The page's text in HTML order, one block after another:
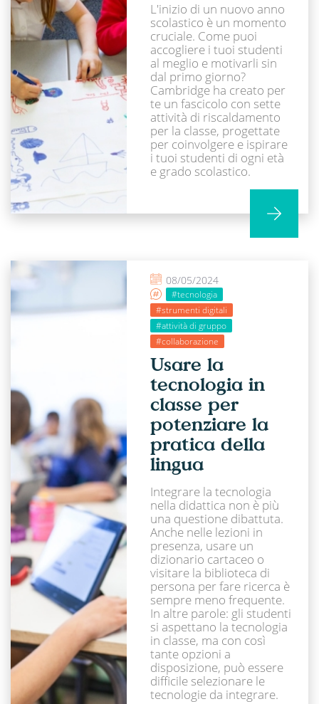
L'inizio di un nuovo anno
scolastico è un momento
cruciale. Come puoi
accogliere i tuoi studenti
al meglio e motivarli sin
dal primo giorno?
Cambridge ha creato per
te un fascicolo con sette
attività di riscaldamento
per la classe, progettate
per coinvolgere e ispirare
i tuoi studenti di ogni età
e grado scolastico.
08/05/2024
#tecnologia
#strumenti digitali
#attività di gruppo
#collaborazione
Usare la
tecnologia in
classe per
potenziare la
pratica della
lingua
Integrare la tecnologia
nella didattica non è più
una questione dibattuta.
Anche nelle lezioni in
presenza, usare un
dizionario cartaceo o
visitare la biblioteca di
persona per fare ricerca è
sempre meno frequente.
In altre parole: gli studenti
si aspettano la tecnologia
in classe, ma con così
tante opzioni a
disposizione, può essere
difficile selezionare le
tecnologie da integrare.